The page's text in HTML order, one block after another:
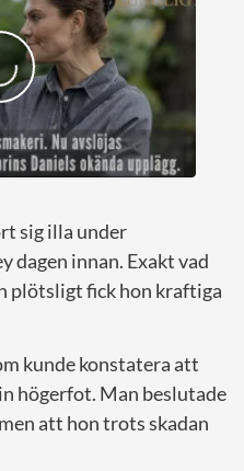
sig illa under
dagen innan. Exakt vad
plötsligt fick hon kraftiga
kunde konstatera att
högerfot. Man beslutade
att hon trots skadan